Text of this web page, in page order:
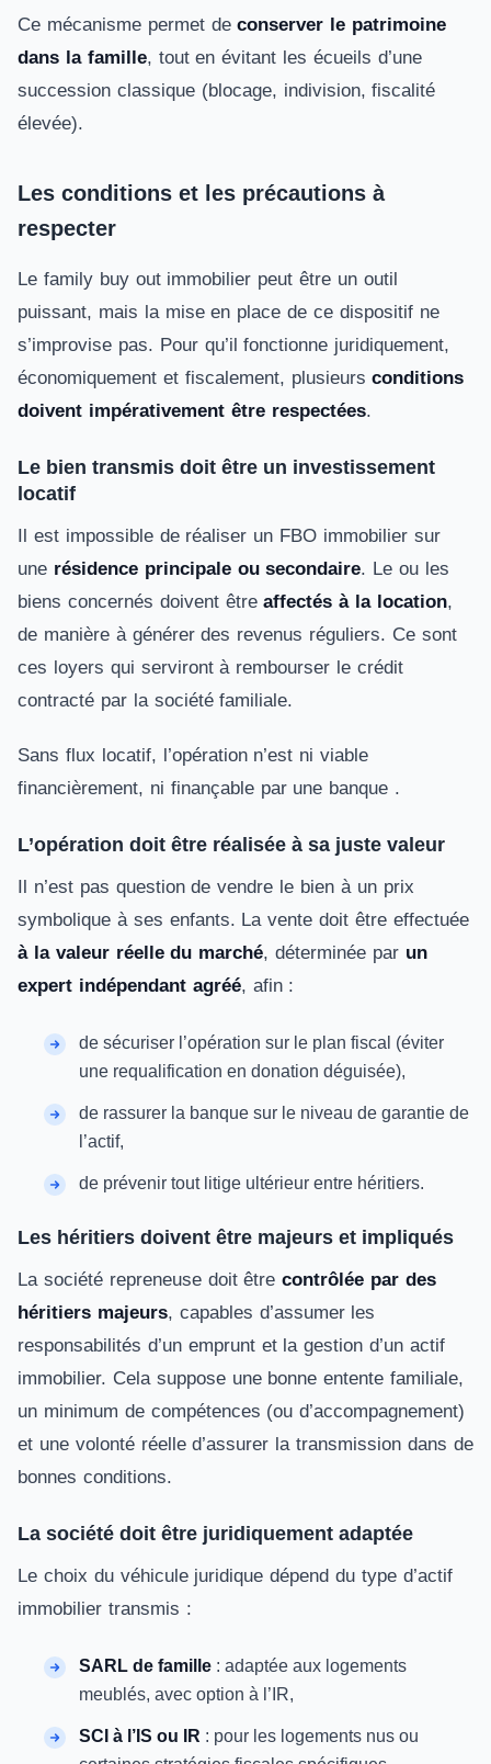
Ce mécanisme permet deconserver le patrimoine
dans la famille, tout en évitant les écueils d’une
succession classique (blocage, indivision, fiscalité
élevée).
Les conditions et les précautions à
respecter
Le family buy out immobilier peut être un outil
puissant, mais la mise en place de ce dispositif ne
s’improvise pas. Pour qu’il fonctionne juridiquement,
économiquement et fiscalement, plusieursconditions
doivent impérativement être respectées.
Le bien transmis doit être un investissement
locatif
Il est impossible de réaliser un FBO immobilier sur
une résidence principale ou secondaire. Le ou les
biens concernés doivent êtreaffectés à la location,
de manière à générer des revenus réguliers. Ce sont
ces loyers qui serviront à rembourser le crédit
contracté par la société familiale.
Sans flux locatif, l’opération n’est ni viable
financièrement, ni finançable par une banque .
L’opération doit être réalisée à sa juste valeur
Il n’est pas question de vendre le bien à un prix
symbolique à ses enfants. La vente doit être effectuée
à la valeur réelle du marché, déterminée par un
expert indépendant agréé, afin :
de sécuriser l’opération sur le plan fiscal (éviter
une requalification en donation déguisée),
de rassurer la banque sur le niveau de garantie de
l’actif,
de prévenir tout litige ultérieur entre héritiers.
Les héritiers doivent être majeurs et impliqués
La société repreneuse doit êtrecontrôlée par des
héritiers majeurs, capables d’assumer les
responsabilités d’un emprunt et la gestion d’un actif
immobilier. Cela suppose une bonne entente familiale,
un minimum de compétences (ou d’accompagnement)
et une volonté réelle d’assurer la transmission dans de
bonnes conditions.
La société doit être juridiquement adaptée
Le choix du véhicule juridique dépend du type d’actif
immobilier transmis :
SARL de famille : adaptée aux logements
meublés, avec option à l’IR,
SCI à l’IS ou IR : pour les logements nus ou